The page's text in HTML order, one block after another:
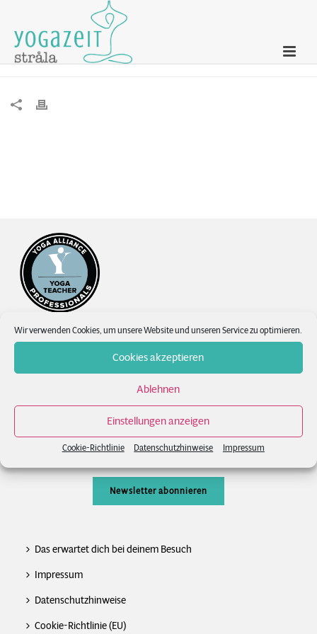
Wir verwenden Cookies, um unsere Website und unseren Service zu optimieren.
Cookies akzeptieren
Ablehnen
Einstellungen anzeigen
Cookie-Richtlinie Datenschutzhinweise Impressum
DROP-IN
Kontakt
Newsletter
Newsletter abonnieren
Das erwartet dich bei deinem Besuch
Impressum
Datenschutzhinweise
Cookie-Richtlinie (EU)